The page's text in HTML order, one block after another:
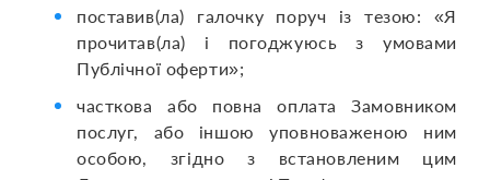
поставив(ла) галочку поруч із тезою: «Я
прочитав(ла) і погоджуюсь з умовами
Публічної оферти»;
часткова або повна оплата Замовником
послуг, або іншою уповноваженою ним
особою, згідно з встановленим цим